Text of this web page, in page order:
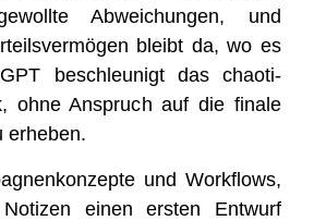
Abwei­chun­gen, und
bleibt da, wo es
beschleu­nigt das chao­ti­
ohne Anspruch auf die fina­le
erheben.
und Work­flows,
einen ers­ten Ent­wurf